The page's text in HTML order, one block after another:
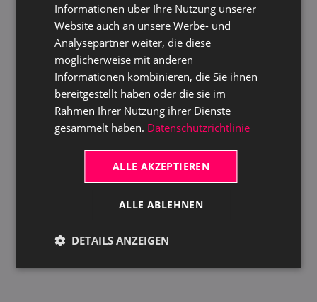
Erfahre mehr
Informationen über Ihre Nutzung unserer
Website auch an unsere Werbe- und
Analysepartner weiter, die diese
möglicherweise mit anderen
Informationen kombinieren, die Sie ihnen
bereitgestellt haben oder die sie im
Rahmen Ihrer Nutzung ihrer Dienste
gesammelt haben. Datenschutzrichtlinie
ALLE AKZEPTIEREN
ALLE ABLEHNEN
DETAILS ANZEIGEN